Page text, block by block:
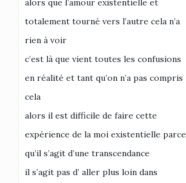
alors que l’amour existentielle et
totalement tourné vers l’autre cela n’a
rien à voir
c’est là que vient toutes les confusions
en réalité et tant qu’on n’a pas compris
cela
alors il est difficile de faire cette
expérience de la moi existentielle parce
qu’il s’agit d’une transcendance
il s’agit pas d’ aller plus loin dans